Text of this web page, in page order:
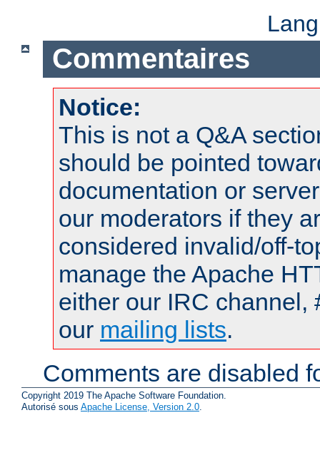
Commentaires
Notice:
This is not a Q&A
should be pointed
documentation or
our moderators if they
considered invalid/off-
manage the Apache
either our IRC channel,
our mailing lists.
Comments are disabled
Copyright 2019 The Apache Software Foundation.
Autorisé sous Apache License, Version 2.0